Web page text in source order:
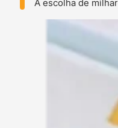
A escolha de